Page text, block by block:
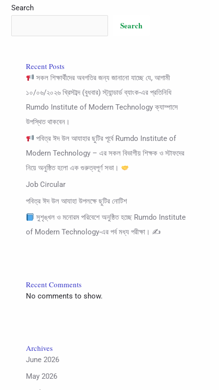
Search
Search
Recent Posts
সকল শিক্ষার্থীদের অবগতির জন্য জানানো যাচ্ছে যে, আগামী
১০/০৬/২০২৬ খ্রিস্টাব্দ (বুধবার) স্ট্যান্ডার্ড ব্যাংক-এর প্রতিনিধি
Rumdo Institute of Modern Technology ক্যাম্পাসে
উপস্থিত থাকবেন।
পবিত্র ঈদ উল আযাহার ছুটির পূর্বে Rumdo Institute of
Modern Technology – এর সকল বিভাগীয় শিক্ষক ও স্টাফদের
নিয়ে অনুষ্ঠিত হলো এক গুরুত্বপূর্ণ সভা।
Job Circular
পবিত্র ঈদ উল আযাহা উপলক্ষে ছুটির নোটিশ
সুশৃঙ্খল ও মনোরম পরিবেশে অনুষ্ঠিত হচ্ছে Rumdo Institute
of Modern Technology-এর পর্ব মধ্য পরীক্ষা। ✍
Recent Comments
No comments to show.
Archives
June 2026
May 2026